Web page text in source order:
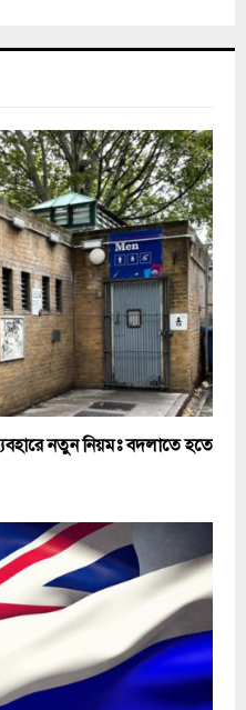
নতুন নিয়মঃ বদলাতে হতে